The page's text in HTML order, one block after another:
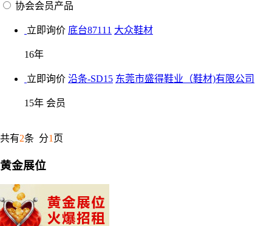
协会会员产品
立即询价 底台87111 大众鞋材
16年
立即询价 沿条-SD15 东莞市盛得鞋业（鞋材)有限公司
15年 会员
共有2条 分1页
黄金展位